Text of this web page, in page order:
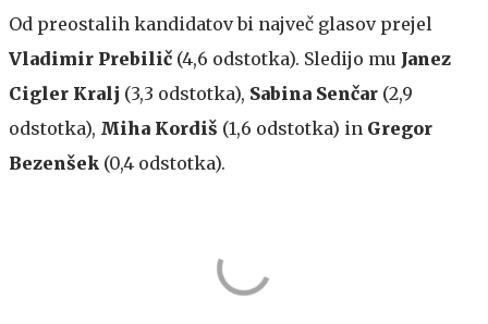
Od preostalih kandidatov bi največ glasov prejel
Vladimir Prebilič (4,6 odstotka). Sledijo mu Janez
Cigler Kralj (3,3 odstotka), Sabina Senčar (2,9
odstotka), Miha Kordiš (1,6 odstotka) in Gregor
Bezenšek (0,4 odstotka).